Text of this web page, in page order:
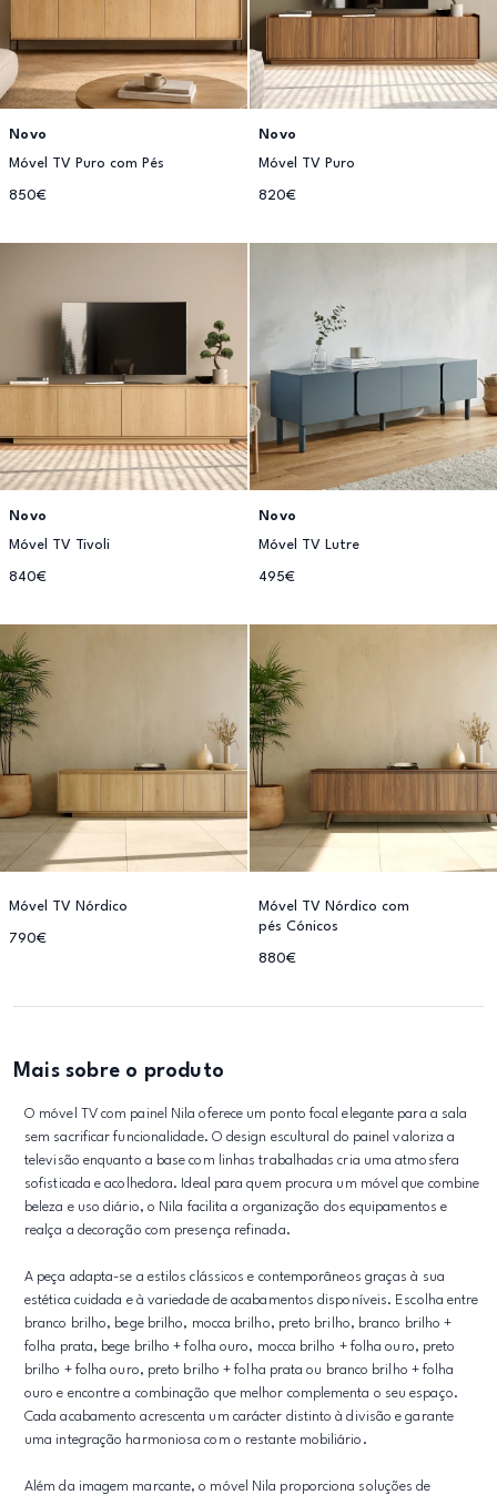
Novo
Móvel TV Puro com Pés
850€
Novo
Móvel TV Puro
820€
Novo
Móvel TV Tivoli
840€
Novo
Móvel TV Lutre
495€
Móvel TV Nórdico
790€
Móvel TV Nórdico com
pés Cónicos
880€
Mais sobre o produto
O móvel TV com painel Nila oferece um ponto focal elegante para a sala
sem sacrificar funcionalidade. O design escultural do painel valoriza a
televisão enquanto a base com linhas trabalhadas cria uma atmosfera
sofisticada e acolhedora. Ideal para quem procura um móvel que combine
beleza e uso diário, o Nila facilita a organização dos equipamentos e
realça a decoração com presença refinada.
A peça adapta-se a estilos clássicos e contemporâneos graças à sua
estética cuidada e à variedade de acabamentos disponíveis. Escolha entre
branco brilho, bege brilho, mocca brilho, preto brilho, branco brilho +
folha prata, bege brilho + folha ouro, mocca brilho + folha ouro, preto
brilho + folha ouro, preto brilho + folha prata ou branco brilho + folha
ouro e encontre a combinação que melhor complementa o seu espaço.
Cada acabamento acrescenta um carácter distinto à divisão e garante
uma integração harmoniosa com o restante mobiliário.
Além da imagem marcante, o móvel Nila proporciona soluções de